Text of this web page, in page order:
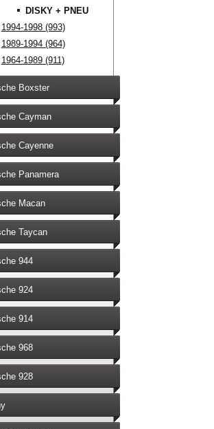
DISKY + PNEU
1994-1998 (993)
1989-1994 (964)
1964-1989 (911)
Boxster
Cayman
Cayenne
Panamera
Macan
Taycan
944
924
914
968
928